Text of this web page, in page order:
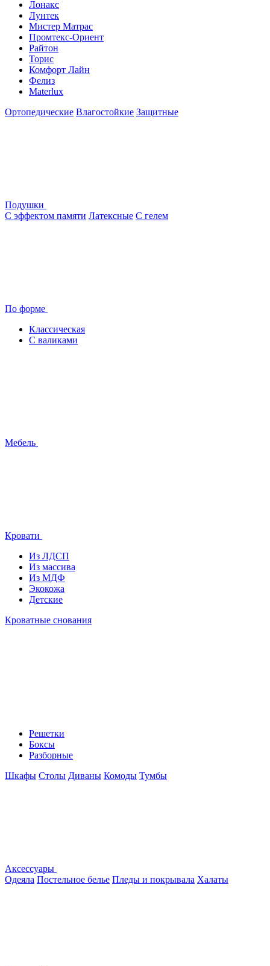
Лонакс
Лунтек
Мистер Матрас
Промтекс-Ориент
Райтон
Торис
Комфорт Лайн
Фелиз
Materlux
Ортопедические Влагостойкие Защитные
Подушки
С эффектом памяти Латексные С гелем
По форме
Классическая
С валиками
Мебель
Кровати
Из ЛДСП
Из массива
Из МДФ
Экокожа
Детские
Кроватные снования
Решетки
Боксы
Разборные
Шкафы Столы Диваны Комоды Тумбы
Аксессуары
Одеяла Постельное белье Пледы и покрывала Халаты